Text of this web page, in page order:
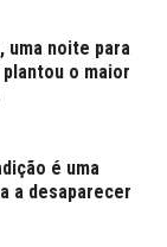
uma noite para
o maior
é uma
a desaparecer